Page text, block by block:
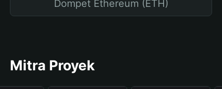
Dompet Ethereum (ETH)
Mitra Proyek